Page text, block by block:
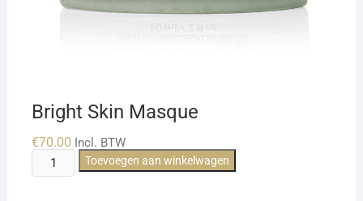
Bright Skin Masque
€70.00 Incl. BTW
Bright
Skin
Toevoegen aan winkelwagen